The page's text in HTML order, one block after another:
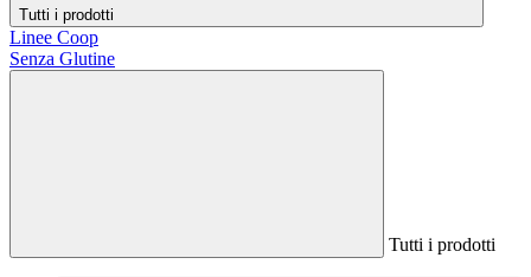
Tutti i prodotti
Linee Coop
Senza Glutine
Tutti i prodotti